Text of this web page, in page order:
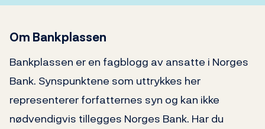
Om Bankplassen
Bankplassen er en fagblogg av ansatte i Norges
Bank. Synspunktene som uttrykkes her
representerer forfatternes syn og kan ikke
nødvendigvis tillegges Norges Bank. Har du